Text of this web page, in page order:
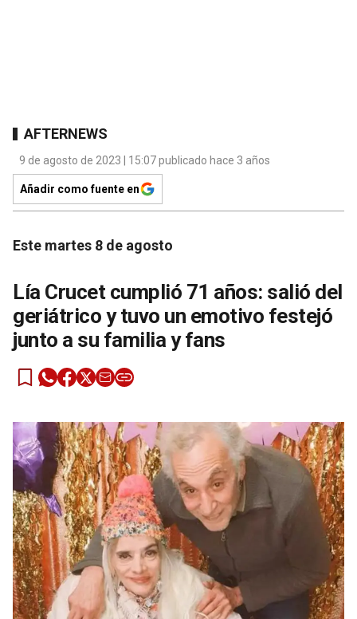
AFTERNEWS
9 de agosto de 2023 | 15:07 publicado hace 3 años
Añadir como fuente en
Este martes 8 de agosto
Lía Crucet cumplió 71 años: salió del
geriátrico y tuvo un emotivo festejó
junto a su familia y fans